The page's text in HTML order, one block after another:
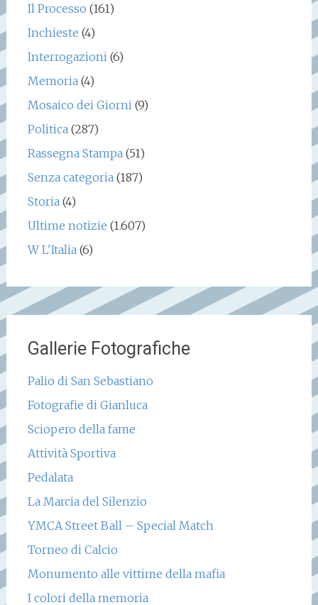
Il Processo (161)
Inchieste (4)
Interrogazioni(6)
Memoria(4)
Mosaico dei Giorni(9)
Politica(287)
Rassegna Stampa(51)
Senza categoria(187)
Storia(4)
Ultime notizie (1.607)
W L'Italia(6)
Gallerie Fotografiche
Palio di San Sebastiano
Fotografie di Gianluca
Sciopero della fame
Attività Sportiva
Pedalata
La Marcia del Silenzio
YMCA Street Ball – Special Match
Torneo di Calcio
Monumento alle vittime della mafia
I colori della memoria